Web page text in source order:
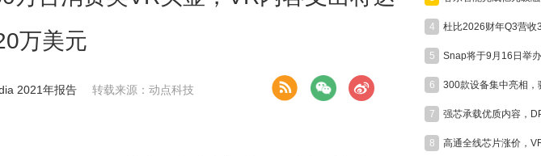
万美元
2021年报告 转载来源：动点科技
4
5
6
7
8